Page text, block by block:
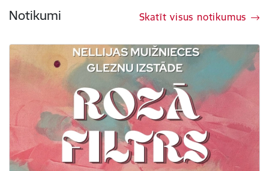
Notikumi Skatīt visus notikumus